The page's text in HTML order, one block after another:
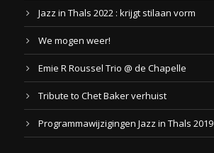
Jazz in Thals 2022 : krijgt stilaan vorm
We mogen weer!
Emie R Roussel Trio @ de Chapelle
Tribute to Chet Baker verhuist
Programmawijzigingen Jazz in Thals 2019